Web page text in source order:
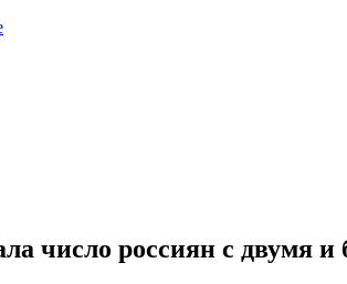
число россиян с двумя